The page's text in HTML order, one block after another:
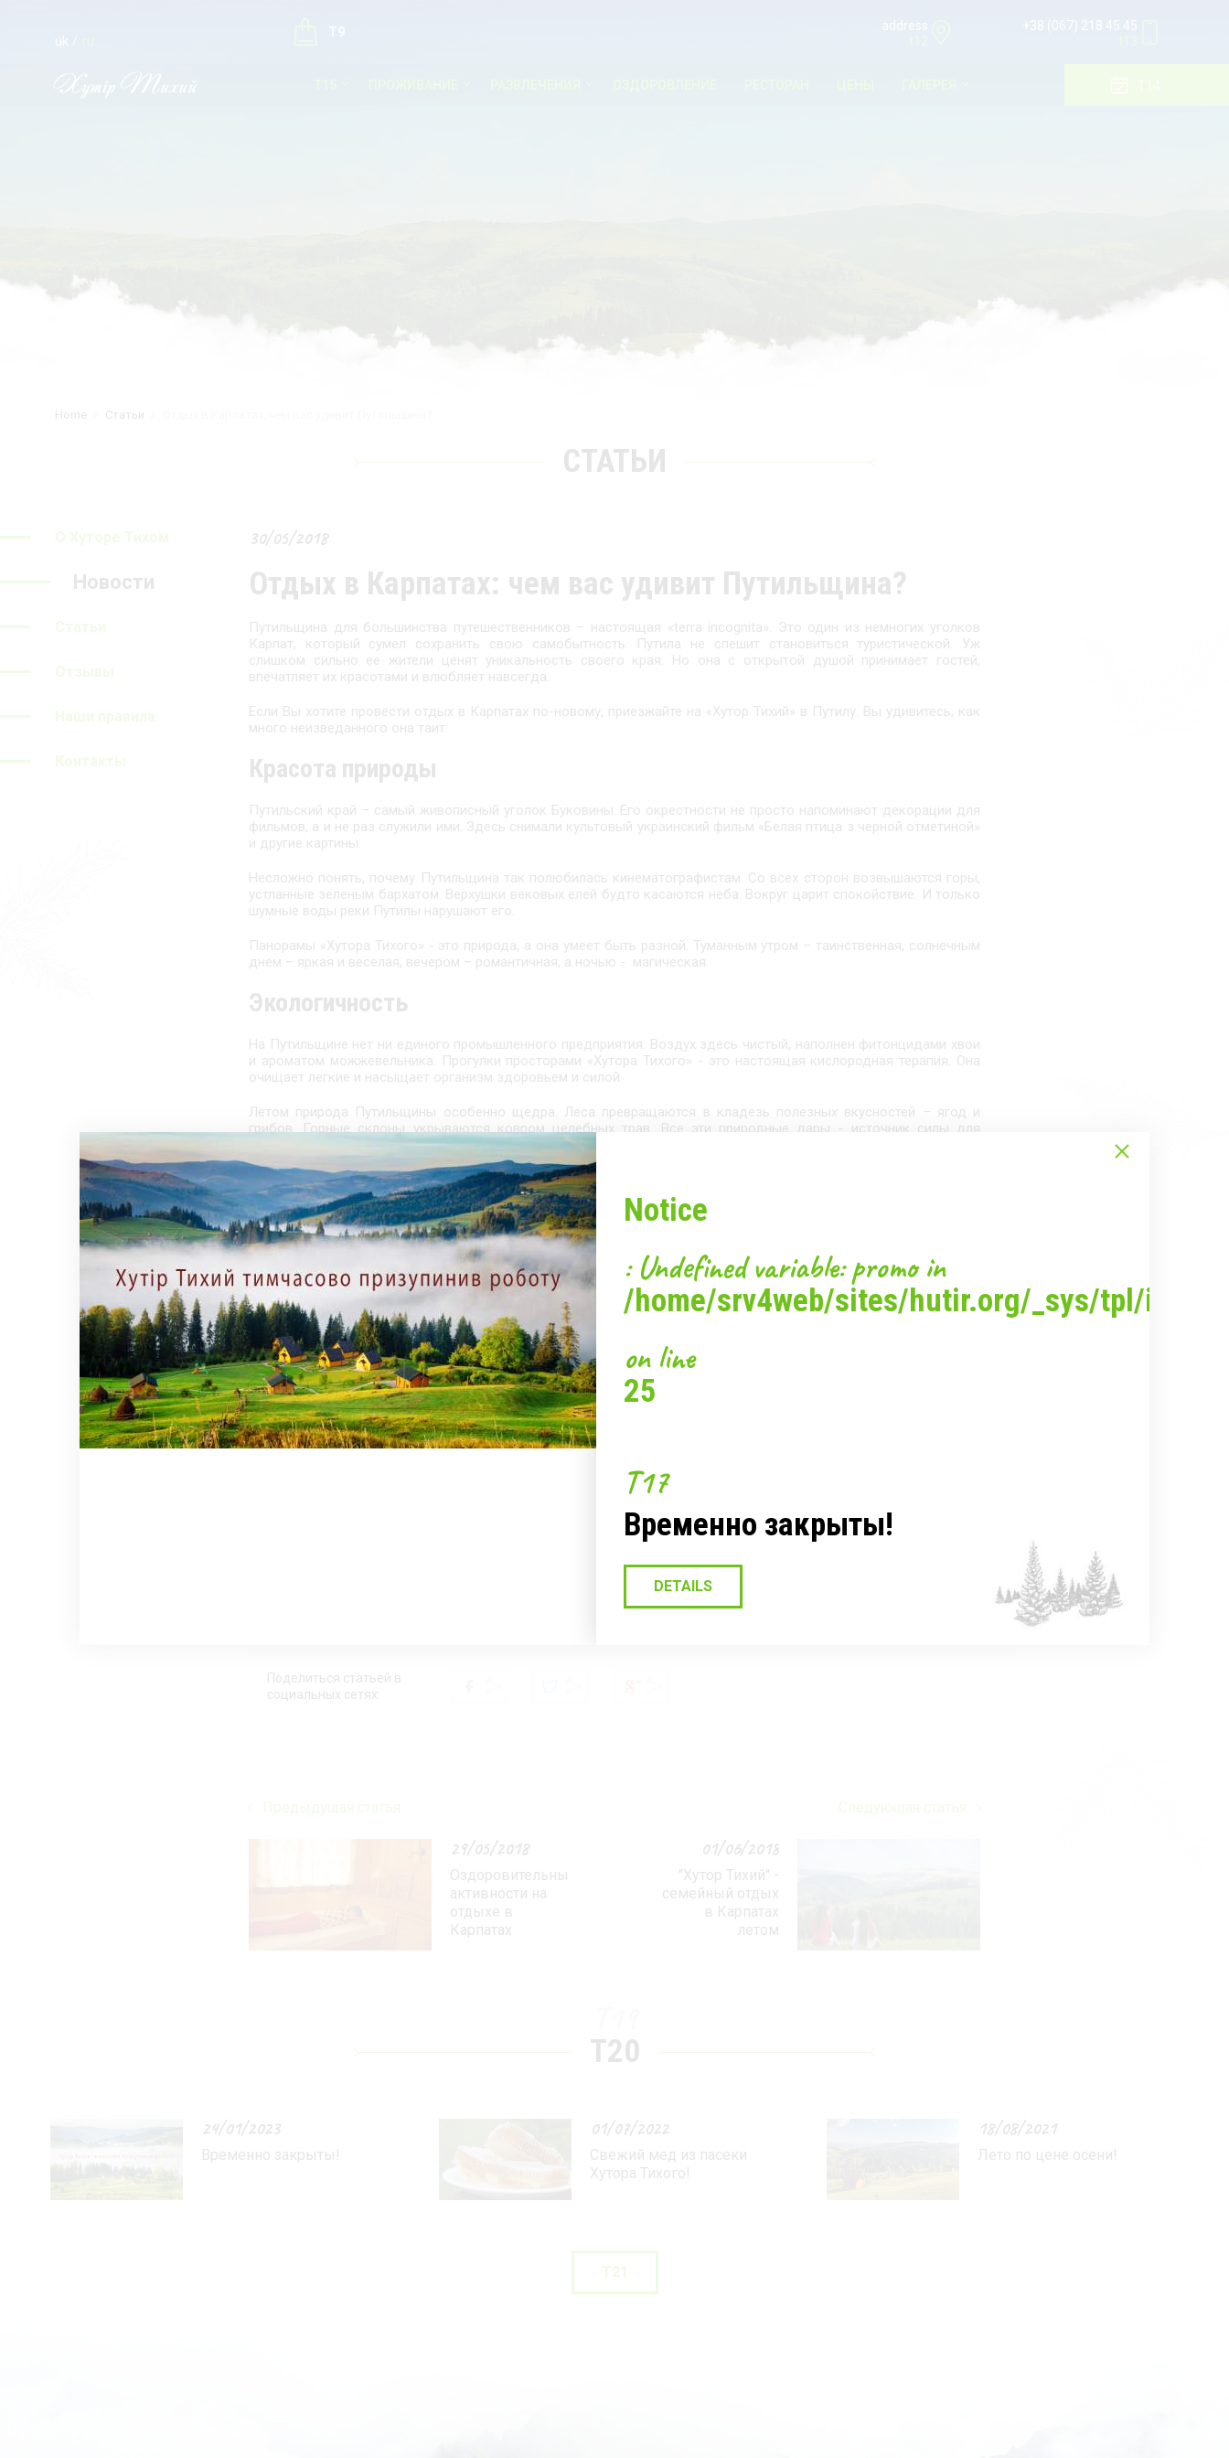
uk
T9
+38 (067) 218 45 45
Home Статьи
Новости
СТАТЬИ
30/05/2018
Отдых в Карпатах: чем вас удивит Путильщина?
Путильщина для большинства путешественников – настоящая «terra incognita». Это один из немногих уголков
Карпат, который сумел сохранить свою самобытность. Путила не спешит становиться туристической. Уж
слишком сильно ее жители ценят уникальность своего края. Но она с открытой душой принимает гостей,
впечатляет их красотами и влюбляет навсегда.
Если Вы хотите провести отдых в Карпатах по-новому, приезжайте на «Хутор Тихий» в Путилу. Вы удивитесь, как
много неизведанного она таит.
Красота природы
Путильский край – самый живописный уголок Буковины. Его окрестности не просто напоминают декорации для
фильмов, а и не раз служили ими. Здесь снимали культовый украинский фильм «Белая птица з черной отметиной»
и другие картины.
Несложно понять, почему Путильщина так полюбилась кинематографистам. Со всех сторон возвышаются горы,
устланные зеленым бархатом. Верхушки вековых елей будто касаются неба. Вокруг царит спокойствие. И только
шумные воды реки Путилы нарушают его.
Панорамы «Хутора Тихого» - это природа, а она умеет быть разной. Туманным утром – таинственная, солнечным
днем – яркая и веселая, вечером – романтичная, а ночью - магическая.
Экологичность
На Путильщине нет ни единого промышленного предприятия. Воздух здесь чистый, наполнен фитонцидами хвои
и ароматом можжевельника. Прогулки просторами «Хутора Тихого» - это настоящая кислородная терапия. Она
очищает легкие и насыщает организм здоровьем и силой.
Летом природа Путильщины особенно щедра. Леса превращаются в кладезь полезных вкусностей – ягод и
грибов. Горные склоны укрываются ковром целебных трав. Все эти природные дары - источник силы для
местных жителей, а для гостей – лучший сувенир из Карпат.
Свобода и простор
На «Хуторе Тихом» дышится легко не только благодаря чистейшему воздуху. Все дело в необъятном просторе. В
шумных городах или на популярных курортах Вы не почувствуете столько свободы и окрыленности, как здесь.
Такой отдых в Карпатах – для тех, кто умеет наслаждаться тишиной, кто хочет побыть наедине с природой и со
своими мыслями, кто не желает делить пространство с толпами туристов.
Достопримечательности
Если Вы любите проводить свой отдых в Карпатах активно и познавательно, на Путильщине точно не заскучаете.
Тут Вы сможете посетить уникальные места. Рассказы про них ваши друзья будут слушать с восторгом.
Одна из самых популярных летних экскурсий «Хутора Тихого» – поход на гору Красный Дол. Там, на горных
полонинах, пастухи проводят все лето, выпасая овец и готовя традиционный гуцульский сыр.
Глаз, Смугарским водопадам, скалам «Протяте каміння», на перевал Немчич. Для любителей истории – экскурсии
в музеи, на бывшую военную базу «Памир» и в городок Селятин, который во времена Австро-Венгерской империи
Отдых в Карпатах на «Хуторе Тихом» – это не туристическая поездка, а нечто большее. Здесь Вы почувствуете
себя желанным гостем. Вы увидите Карпаты в их естественной красоте, погрузитесь в культуру и колорит края.
Поделиться статьей в
социальных сетях:
29/05/2018
Оздоровительные
активности на
отдыхе в
Карпатах
01/06/2018
"Хутор Тихий" -
семейный отдых
в Карпатах
летом
T20
24/01/2023
Временно закрыты!
01/07/2022
Свежий мед из пасеки
Хутора Тихого!
18/08/2021
Лето по цене осени!
Notice
: Undefined variable: promo in
/home/srv4web/sites/hutir.org/_sys/tpl/inc/
on line
25
T17
Временно закрыты!
DETAILS